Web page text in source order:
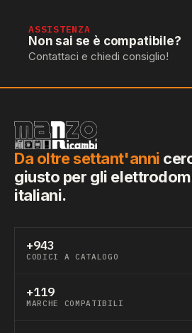
ASSISTENZA
Non sai se è compatibile?
Contattaci e chiedi consiglio!
Da oltre settant'anni
giusto per gli
italiani.
+943
CODICI A CATALOGO
+119
MARCHE COMPATIBILI